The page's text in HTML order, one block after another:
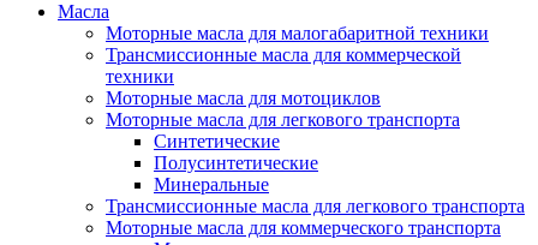
Масла
Моторные масла для малогабаритной техники
Трансмиссионные масла для коммерческой
техники
Моторные масла для мотоциклов
Моторные масла для легкового транспорта
Синтетические
Полусинтетические
Минеральные
Трансмиссионные масла для легкового транспорта
Моторные масла для коммерческого транспорта